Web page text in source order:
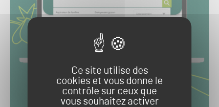
Ce site utilise des
cookies et vous donne le
contrôle sur ceux que
vous souhaitez activer